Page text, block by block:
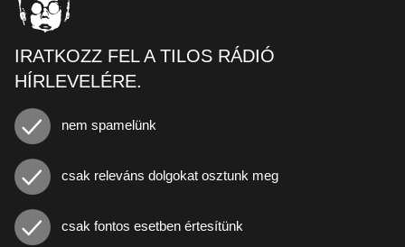
IRATKOZZ FEL A TILOS RÁDIÓ
HÍRLEVELÉRE.
nem spamelünk
csak releváns dolgokat osztunk meg
csak fontos esetben értesítünk